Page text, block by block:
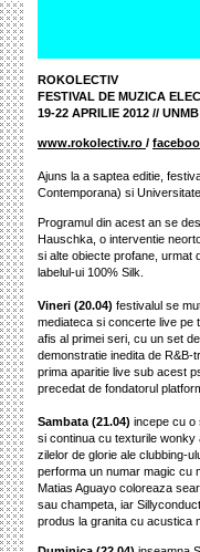
ROKOLECTIV
FESTIVAL DE MUZICA
19-22 APRILIE 2012 //
www.rokolectiv.ro /
Ajuns la a saptea editie,
Contemporana) si
Programul din acest an se
Hauschka, o interventie
si alte obiecte profane, urmat
labelul-ui 100% Silk.
Vineri (20.04) festivalul se
mediateca si concerte live pe
afis al primei seri, cu un set
demonstratie inedita de R&B-
prima aparitie live sub acest
precedat de fondatorul
Sambata (21.04) incepe cu o
si continua cu texturile wonky
zilelor de glorie ale clubbing-
performa un numar magic cu
Matias Aguayo coloreaza
sau champeta, iar
produs la granita cu acustica